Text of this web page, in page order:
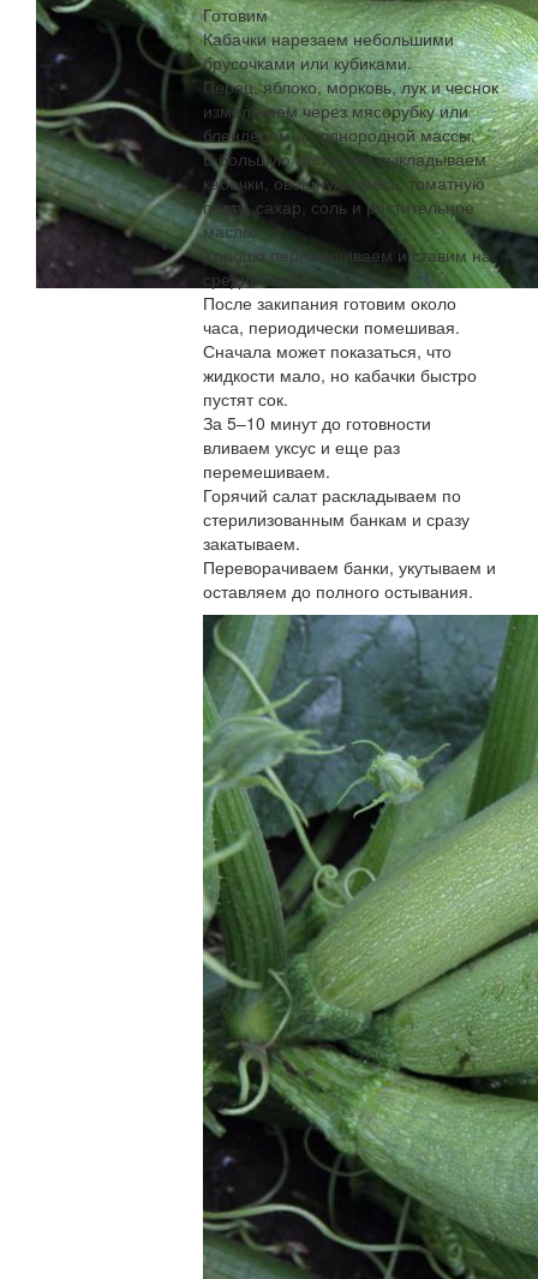
Готовим
Кабачки нарезаем небольшими
брусочками или кубиками.
Перец, яблоко, морковь, лук и чеснок
измельчаем через мясорубку или
блендером до однородной массы.
В большую кастрюлю выкладываем
кабачки, овощную смесь, томатную
пасту, сахар, соль и растительное
масло.
Хорошо перемешиваем и ставим на
средний огонь.
После закипания готовим около
часа, периодически помешивая.
Сначала может показаться, что
жидкости мало, но кабачки быстро
пустят сок.
За 5–10 минут до готовности
вливаем уксус и еще раз
перемешиваем.
Горячий салат раскладываем по
стерилизованным банкам и сразу
закатываем.
Переворачиваем банки, укутываем и
оставляем до полного остывания.